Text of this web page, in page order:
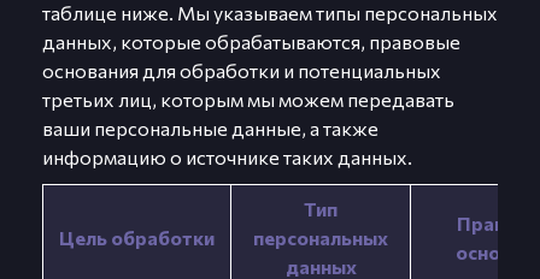
таблице ниже. Мы указываем типы персональных
данных, которые обрабатываются, правовые
основания для обработки и потенциальных
третьих лиц, которым мы можем передавать
ваши персональные данные, а также
информацию о источнике таких данных.
Цель обработки
Тип
персональных
данных